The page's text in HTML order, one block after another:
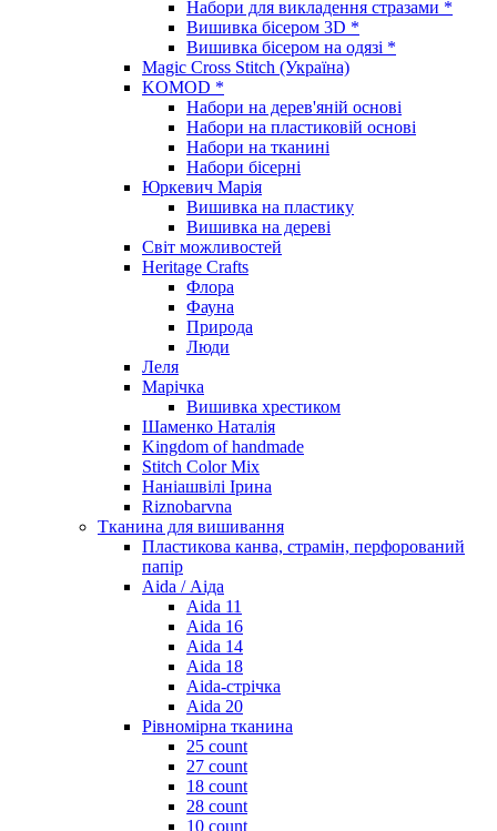
Набори для викладення стразами *
Вишивка бісером 3D *
Вишивка бісером на одязі *
Magic Cross Stitch (Україна)
KOMOD *
Набори на дерев'яній основі
Набори на пластиковій основі
Набори на тканині
Набори бісерні
Юркевич Марія
Вишивка на пластику
Вишивка на дереві
Світ можливостей
Heritage Crafts
Флора
Фауна
Природа
Люди
Леля
Марічка
Вишивка хрестиком
Шаменко Наталія
Kingdom of handmade
Stitch Color Mix
Наніашвілі Ірина
Riznobarvna
Тканина для вишивання
Пластикова канва, страмін, перфорований
папір
Aida / Аіда
Aida 11
Aida 16
Aida 14
Aida 18
Aida-стрічка
Aida 20
Рівномірна тканина
25 count
27 count
18 count
28 count
10 count